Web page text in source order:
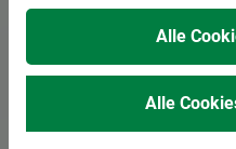
Hier erhalten Sie
Entsorgung von
sortiert die Begriffe
kann nach den
Alle
Alle